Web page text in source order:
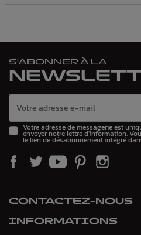
S'ABONNER À LA
Votre adresse de messagerie est
envoyer notre lettre d'information.
le lien de désabonnement intégré
CONTACTEZ-NOUS
INFORMATIONS